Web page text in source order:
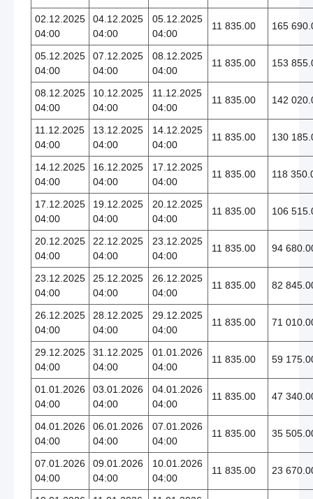
02.12.2025
04:00
04.12.2025
04:00
05.12.2025
04:00
11 835.00 165
05.12.2025
04:00
07.12.2025
04:00
08.12.2025
04:00
11 835.00 153
08.12.2025
04:00
10.12.2025
04:00
11.12.2025
04:00
11 835.00 142
11.12.2025
04:00
13.12.2025
04:00
14.12.2025
04:00
11 835.00 130
14.12.2025
04:00
16.12.2025
04:00
17.12.2025
04:00
11 835.00 118
17.12.2025
04:00
19.12.2025
04:00
20.12.2025
04:00
11 835.00 106
20.12.2025
04:00
22.12.2025
04:00
23.12.2025
04:00
11 835.00 94
23.12.2025
04:00
25.12.2025
04:00
26.12.2025
04:00
11 835.00 82
26.12.2025
04:00
28.12.2025
04:00
29.12.2025
04:00
11 835.00 71
29.12.2025
04:00
31.12.2025
04:00
01.01.2026
04:00
11 835.00 59
01.01.2026
04:00
03.01.2026
04:00
04.01.2026
04:00
11 835.00 47
04.01.2026
04:00
06.01.2026
04:00
07.01.2026
04:00
11 835.00 35
07.01.2026
04:00
09.01.2026
04:00
10.01.2026
04:00
11 835.00 23